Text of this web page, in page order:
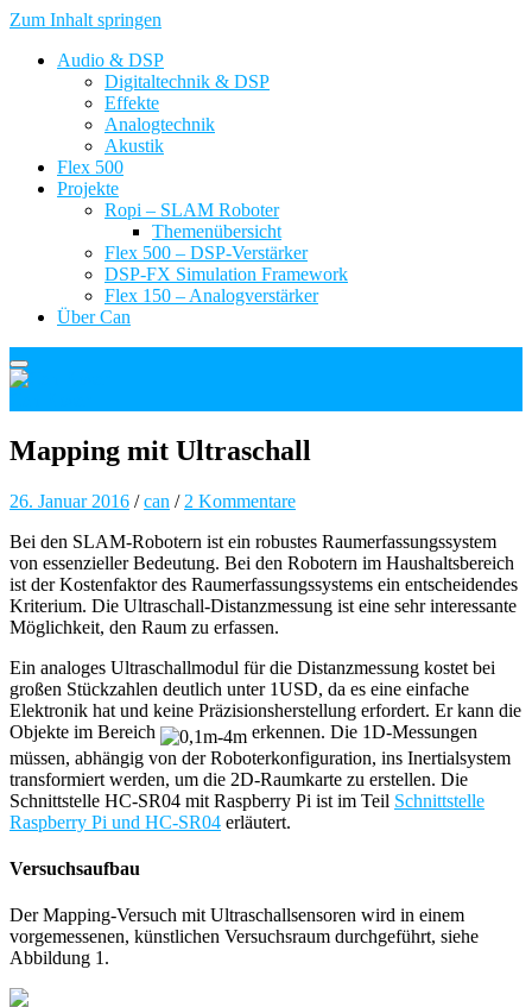
Zum Inhalt springen
Audio & DSP
Digitaltechnik & DSP
Effekte
Analogtechnik
Akustik
Flex 500
Projekte
Ropi – SLAM Roboter
Themenübersicht
Flex 500 – DSP-Verstärker
DSP-FX Simulation Framework
Flex 150 – Analogverstärker
Über Can
Mapping mit Ultraschall
26. Januar 2016 /can / 2 Kommentare
Bei den SLAM-Robotern ist ein robustes Raumerfassungssystem
von essenzieller Bedeutung. Bei den Robotern im Haushaltsbereich
ist der Kostenfaktor des Raumerfassungssystems ein entscheidendes
Kriterium. Die Ultraschall-Distanzmessung ist eine sehr interessante
Möglichkeit, den Raum zu erfassen.
Ein analoges Ultraschallmodul für die Distanzmessung kostet bei
großen Stückzahlen deutlich unter 1USD, da es eine einfache
Elektronik hat und keine Präzisionsherstellung erfordert. Er kann die
Objekte im Bereich
erkennen. Die 1D-Messungen
müssen, abhängig von der Roboterkonfiguration, ins Inertialsystem
transformiert werden, um die 2D-Raumkarte zu erstellen. Die
Schnittstelle HC-SR04 mit Raspberry Pi ist im Teil Schnittstelle
Raspberry Pi und HC-SR04 erläutert.
Versuchsaufbau
Der Mapping-Versuch mit Ultraschallsensoren wird in einem
vorgemessenen, künstlichen Versuchsraum durchgeführt, siehe
Abbildung 1.